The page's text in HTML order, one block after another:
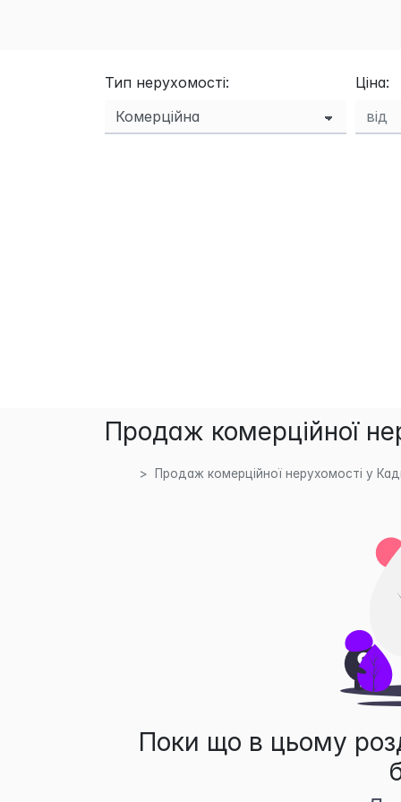
Тип нерухомості: Ціна:
Продаж комерційної
Продаж комерційної нерухомості у
Поки що в цьому